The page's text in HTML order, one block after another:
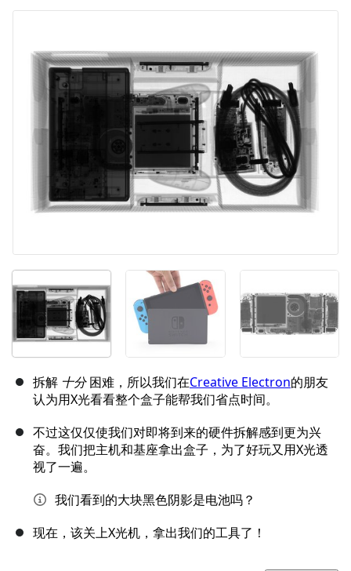
取消 发帖评论
拆解 十分困难，所以我们在Creative Electron的朋友
认为用X光看看整个盒子能帮我们省点时间。
不过这仅仅使我们对即将到来的硬件拆解感到更为兴
奋。我们把主机和基座拿出盒子，为了好玩又用X光透
视了一遍。
我们看到的大块黑色阴影是电池吗？
现在，该关上X光机，拿出我们的工具了！